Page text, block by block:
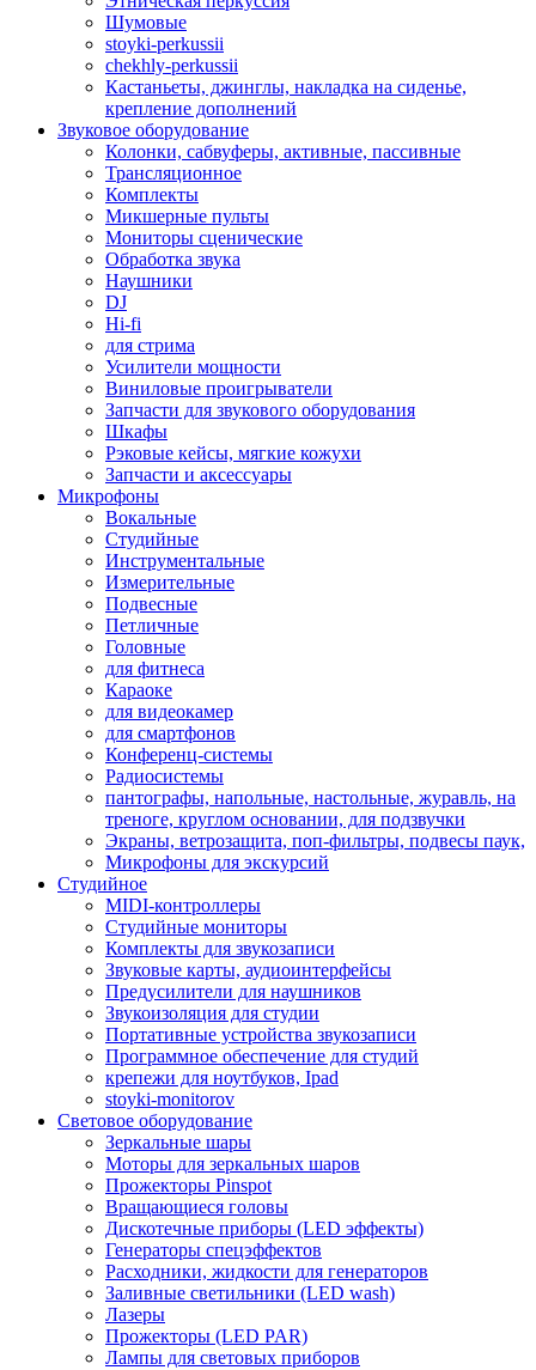
Шумовые
stoyki-perkussii
chekhly-perkussii
Кастаньеты, джинглы, накладка на сиденье,
крепление дополнений
Звуковое оборудование
Колонки, сабвуферы, активные, пассивные
Трансляционное
Комплекты
Микшерные пульты
Мониторы сценические
Обработка звука
Наушники
DJ
Hi-fi
для стрима
Усилители мощности
Виниловые проигрыватели
Запчасти для звукового оборудования
Шкафы
Рэковые кейсы, мягкие кожухи
Запчасти и аксессуары
Микрофоны
Вокальные
Студийные
Инструментальные
Измерительные
Подвесные
Петличные
Головные
для фитнеса
Караоке
для видеокамер
для смартфонов
Конференц-системы
Радиосистемы
пантографы, напольные, настольные, журавль, на
треноге, круглом основании, для подзвучки
Экраны, ветрозащита, поп-фильтры, подвесы паук,
Микрофоны для экскурсий
Студийное
MIDI-контроллеры
Студийные мониторы
Комплекты для звукозаписи
Звуковые карты, аудиоинтерфейсы
Предусилители для наушников
Звукоизоляция для студии
Портативные устройства звукозаписи
Программное обеспечение для студий
крепежи для ноутбуков, Ipad
stoyki-monitorov
Световое оборудование
Зеркальные шары
Моторы для зеркальных шаров
Прожекторы Pinspot
Вращающиеся головы
Дискотечные приборы (LED эффекты)
Генераторы спецэффектов
Расходники, жидкости для генераторов
Заливные светильники (LED wash)
Лазеры
Прожекторы (LED PAR)
Лампы для световых приборов